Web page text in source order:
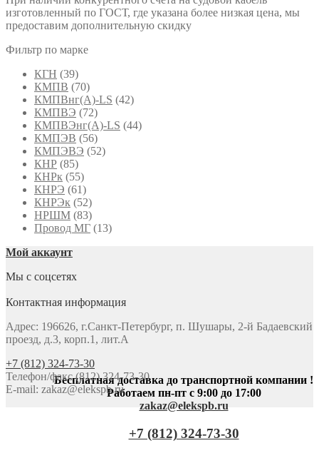
изготовленный по ГОСТ, где указана более низкая цена, мы
предоставим дополнительную скидку
Фильтр по марке
КГН (39)
КМПВ (70)
КМПВнг(А)-LS (42)
КМПВЭ (72)
КМПВЭнг(А)-LS (44)
КМПЭВ (56)
КМПЭВЭ (52)
КНР (85)
КНРк (55)
КНРЭ (61)
КНРЭк (52)
НРШМ (83)
Провод МГ (13)
Мой аккаунт
Мы с соцсетях
Контактная информация
Адрес: 196626, г.Санкт-Петербург, п. Шушары, 2-й Бадаевский
проезд, д.3, корп.1, лит.А
+7 (812) 324-73-30
Телефон/факс (812) 324-73-30
E-mail: zakaz@elekspb.ru
Бесплатная доставка до транспортной компании !
Работаем пн-пт с 9:00 до 17:00
zakaz@elekspb.ru
+7 (812) 324-73-30